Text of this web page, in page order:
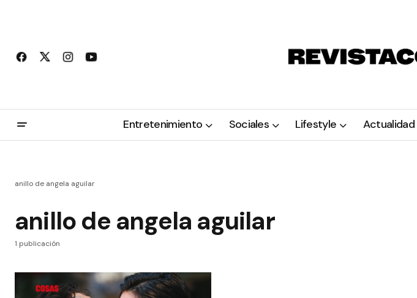
Entretenimiento Sociales Lifestyle Actualidad
anillo de angela aguilar
anillo de angela aguilar
1 publicación